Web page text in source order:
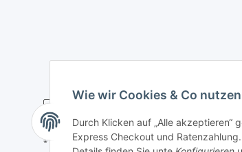
* Alle Preise zzgl. gesetzlicher USt., zzgl.Versand
Wie wir Cookies & Co nutzen
Durch Klicken auf „Alle akzeptieren“
Express Checkout und